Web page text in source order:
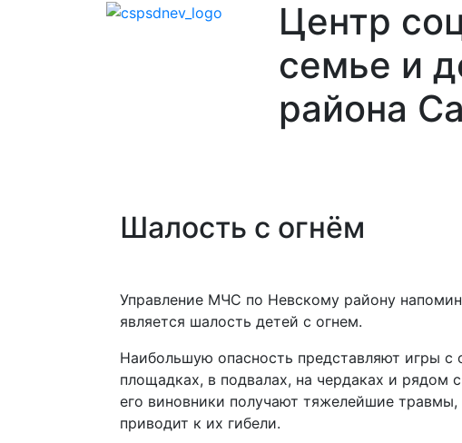
Центр
семье и
района
Шалость с огнём
Управление МЧС по Невскому району
является шалость детей с огнем.
Наибольшую опасность представляют игры с
площадках, в подвалах, на чердаках и рядом
его виновники получают тяжелейшие
приводит к их гибели.